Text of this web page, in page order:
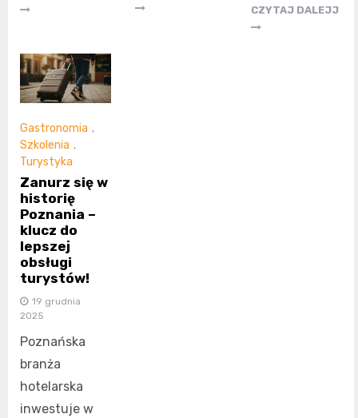
CZYTAJ DALEJJ
Gastronomia ,
Szkolenia ,
Turystyka
Zanurz się w
historię
Poznania –
klucz do
lepszej
obsługi
turystów!
19 grudnia
2025
Poznańska
branża
hotelarska
inwestuje w